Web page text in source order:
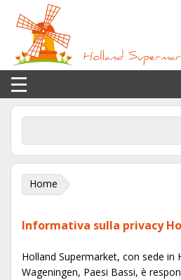
Home
Informativa sulla privacy
Holland Supermarket, con sede in
Wageningen, Paesi Bassi, è